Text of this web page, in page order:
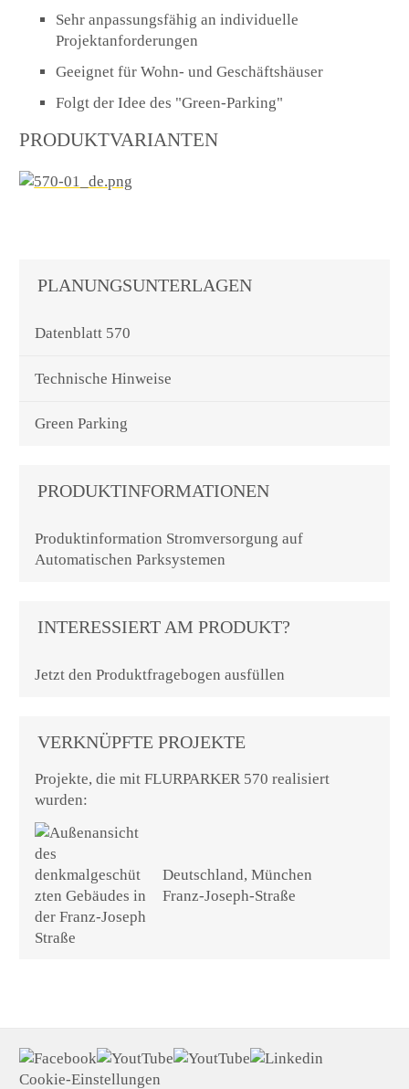
Sehr anpassungsfähig an individuelle
Projektanforderungen
Geeignet für Wohn- und Geschäftshäuser
Folgt der Idee des "Green-Parking"
PRODUKTVARIANTEN
PLANUNGSUNTERLAGEN
Datenblatt 570
Technische Hinweise
Green Parking
PRODUKTINFORMATIONEN
Produktinformation Stromversorgung auf
Automatischen Parksystemen
INTERESSIERT AM PRODUKT?
Jetzt den Produktfragebogen ausfüllen
VERKNÜPFTE PROJEKTE
Projekte, die mit FLURPARKER 570 realisiert
wurden:
Deutschland, München
Franz-Joseph-Straße
Cookie-Einstellungen